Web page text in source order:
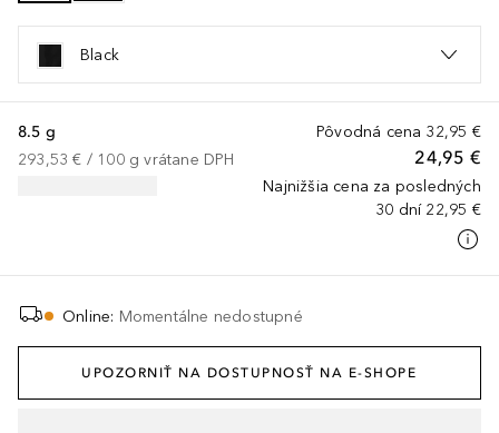
Black
Pôvodná cena 32,95 €
24,95 €
Najnižšia cena za posledných
30 dní 22,95 €
8.5 g
293,53 € / 100 g vrátane DPH
Online: Momentálne nedostupné
UPOZORNIŤ NA DOSTUPNOSŤ NA E-SHOPE